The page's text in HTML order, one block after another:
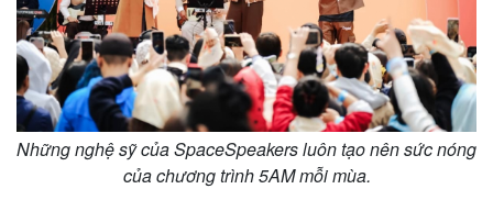
Những nghệ sỹ của SpaceSpeakers luôn tạo nên sức nóng
của chương trình 5AM mỗi mùa.